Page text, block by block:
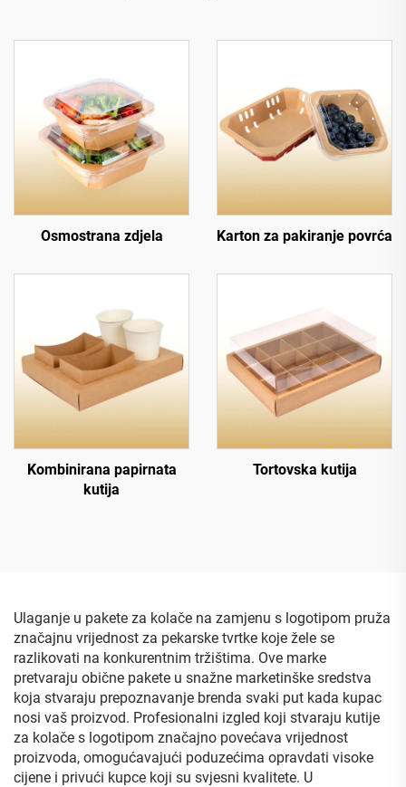
Osmostrana zdjela Karton za pakiranje povrća
Kombinirana papirnata
kutija
Tortovska kutija
Ulaganje u pakete za kolače na zamjenu s logotipom pruža
značajnu vrijednost za pekarske tvrtke koje žele se
razlikovati na konkurentnim tržištima. Ove marke
pretvaraju obične pakete u snažne marketinške sredstva
koja stvaraju prepoznavanje brenda svaki put kada kupac
nosi vaš proizvod. Profesionalni izgled koji stvaraju kutije
za kolače s logotipom značajno povećava vrijednost
proizvoda, omogućavajući poduzećima opravdati visoke
cijene i privući kupce koji su svjesni kvalitete. U